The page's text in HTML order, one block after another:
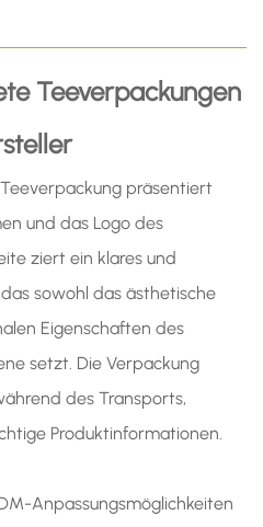
Teeverpackungen
präsentiert
und das Logo des
ziert ein klares und
sowohl das ästhetische
Eigenschaften des
setzt. Die Verpackung
des Transports,
Produktinformationen.
Anpassungsmöglichkeiten